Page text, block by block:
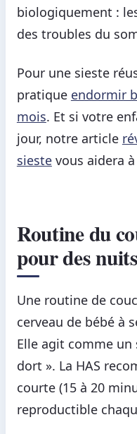
biologiquement :
des troubles du
Pour une sieste
pratique endormir
mois. Et si votre
jour, notre article
siestevous aidera
Routine du
pour des
Une routine de
cerveau de bébé à
Elle agit comme
dort ». La HAS
courte (15 à 20
reproductible